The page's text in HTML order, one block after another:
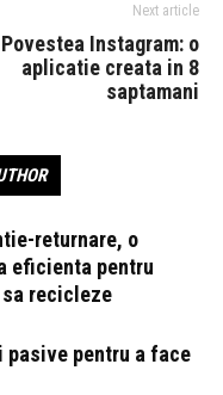
Next article
Povestea Instagram: o
aplicatie creata in 8
saptamani
returnare, o
eficienta pentru
recicleze
pasive pentru a face